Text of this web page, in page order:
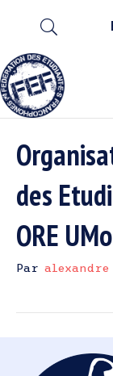
des
ORE
Par alexandre